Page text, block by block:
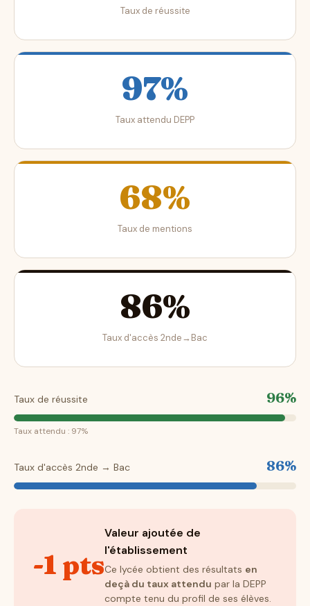
Taux de réussite
97%
Taux attendu DEPP
68%
Taux de mentions
86%
Taux d'accès 2nde→Bac
Taux de réussite 96%
Taux attendu : 97%
Taux d'accès 2nde → Bac 86%
-1 pts
Valeur ajoutée de
l'établissement
Ce lycée obtient des résultats en
deçà du taux attendu par la DEPP
compte tenu du profil de ses élèves.